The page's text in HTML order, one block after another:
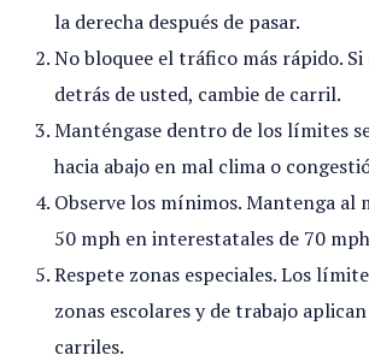
la derecha después de pasar.
No bloquee el tráfico más rápido.
detrás de usted, cambie de carril.
Manténgase dentro de los límites
hacia abajo en mal clima o
Observe los mínimos. Mantenga al
50 mph en interestatales de 70
Respete zonas especiales. Los
zonas escolares y de trabajo
carriles.